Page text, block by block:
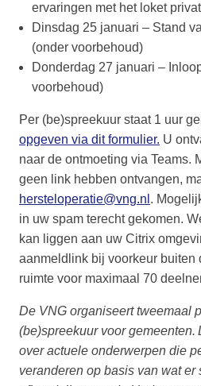
ervaringen met het loket
Dinsdag 25 januari – Stand
(onder voorbehoud)
Donderdag 27 januari –
voorbehoud)
Per (be)spreekuur staat 1 uur
opgeven via dit formulier. U
naar de ontmoeting via Teams.
geen link hebben ontvangen,
hersteloperatie@vng.nl .
in uw spam terecht gekomen.
kan liggen aan uw Citrix
aanmeldlink bij voorkeur buiten
ruimte voor maximaal 70
De VNG organiseert tweemaal
(be)spreekuur voor gemeenten.
over actuele onderwerpen die
veranderen op basis van wat er